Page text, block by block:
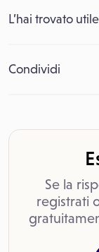
L’hai trovato
Condividi
Se la
registrati